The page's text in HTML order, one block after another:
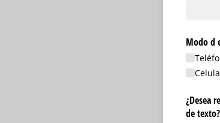
Modo d
¿Desea
de texto?